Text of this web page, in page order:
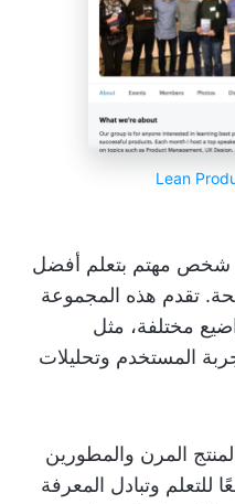
Lean
شخص مهتم بتعلم أفضل
تقدم هذه المجموعة
مختلفة، مثل
المستخدم وتحليلات
المرن والمطورين
وتبادل المعرفة